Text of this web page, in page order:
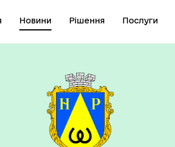
Новини Рішення Послуги